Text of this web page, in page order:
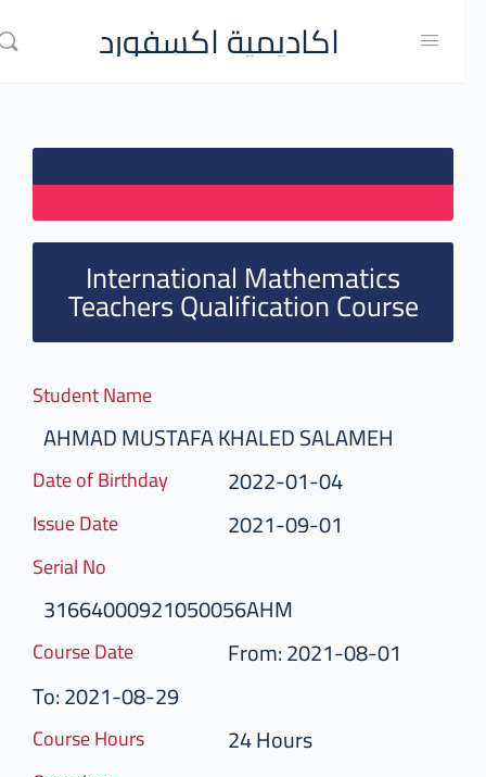
اكاديمية اكسفورد
International Mathematics
Teachers Qualification Course
Student Name
AHMAD MUSTAFA KHALED SALAMEH
Date of Birthday 2022-01-04
Issue Date 2021-09-01
Serial No
31664000921050056AHM
Course Date
From: 2021-08-01
To: 2021-08-29
Course Hours 24 Hours